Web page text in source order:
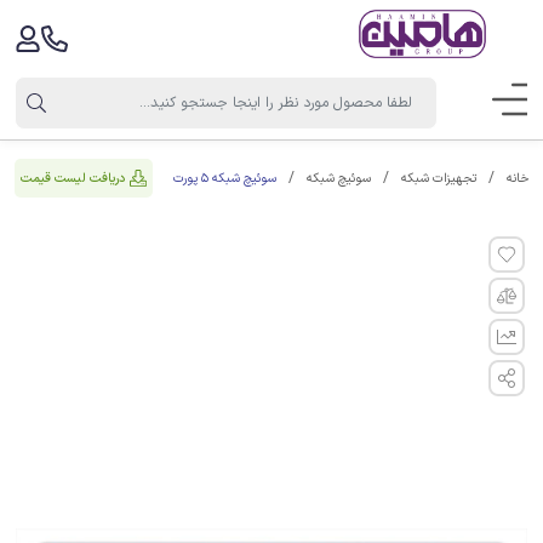
خانه تجهیزات شبکه سوئیچ شبکه سوئیچ شبکه 5 پورت دریافت لیست قیمت